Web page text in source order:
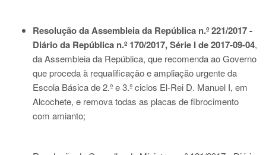
Resolução da Assembleia da República n.º 221/2017 -
Diário da República n.º 170/2017, Série I de 2017-09-04,
da Assembleia da República, que recomenda ao Governo
que proceda à requalificação e ampliação urgente da
Escola Básica de 2.º e 3.º ciclos El-Rei D. Manuel I, em
Alcochete, e remova todas as placas de fibrocimento
com amianto;